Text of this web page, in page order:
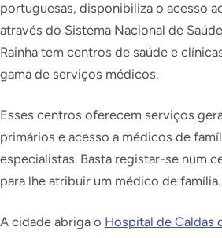
portuguesas, disponibiliza o acesso
através do Sistema Nacional de
Rainha tem centros de saúde e
gama de serviços médicos.
Esses centros oferecem serviços
primários e acesso a médicos de
especialistas. Basta registar-se num
para lhe atribuir um médico de família.
A cidade abriga o Hospital de Caldas